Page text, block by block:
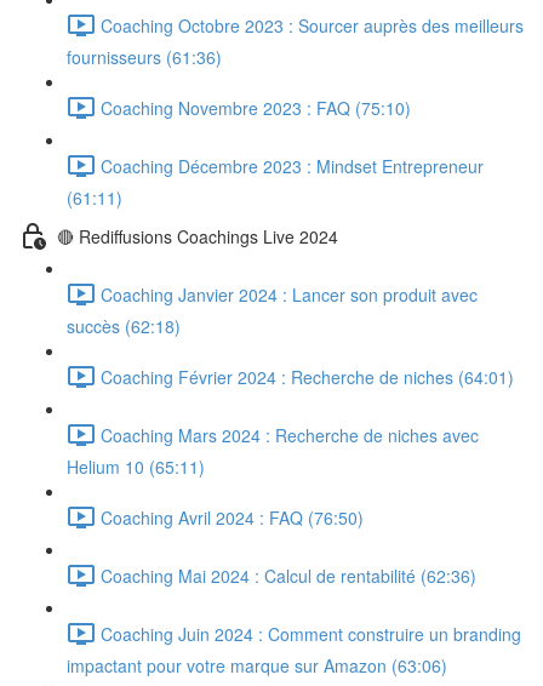
Coaching Octobre 2023 : Sourcer auprès des meilleurs
fournisseurs (61:36)
Coaching Novembre 2023 : FAQ (75:10)
Coaching Décembre 2023 : Mindset Entrepreneur
(61:11)
🔴 Rediffusions Coachings Live 2024
Coaching Janvier 2024 : Lancer son produit avec
succès (62:18)
Coaching Février 2024 : Recherche de niches (64:01)
Coaching Mars 2024 : Recherche de niches avec
Helium 10 (65:11)
Coaching Avril 2024 : FAQ (76:50)
Coaching Mai 2024 : Calcul de rentabilité (62:36)
Coaching Juin 2024 : Comment construire un branding
impactant pour votre marque sur Amazon (63:06)